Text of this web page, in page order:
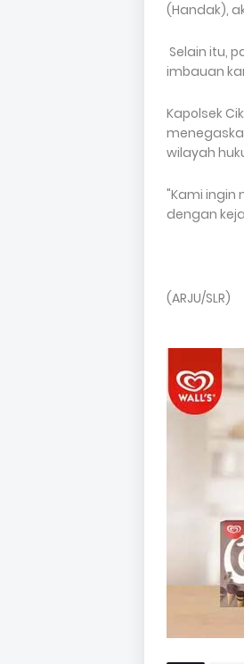
(Handak),
Selain itu,
imbauan
Kapolsek
wilayah
"Kami
dengan
(ARJU/SLR)